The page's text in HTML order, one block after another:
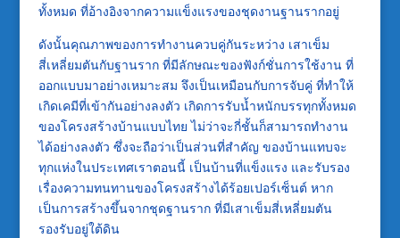
ทั้งหมด ที่อ้างอิงจากความแข็งแรงของชุดงานฐานรากอยู่
ดังนั้นคุณภาพของการทำงานควบคู่กันระหว่าง เสาเข็ม
สี่เหลี่ยมตันกับฐานราก ที่มีลักษณะของฟังก์ชั่นการใช้งาน ที่
ออกแบบมาอย่างเหมาะสม จึงเป็นเหมือนกับการจับคู่ ที่ทำให้
เกิดเคมีที่เข้ากันอย่างลงตัว เกิดการรับน้ำหนักบรรทุกทั้งหมด
ของโครงสร้างบ้านแบบไทย ไม่ว่าจะกี่ชั้นก็สามารถทำงาน
ได้อย่างลงตัว ซึ่งจะถือว่าเป็นส่วนที่สำคัญ ของบ้านแทบจะ
ทุกแห่งในประเทศเราตอนนี้ เป็นบ้านที่แข็งแรง และรับรอง
เรื่องความทนทานของโครงสร้างได้ร้อยเปอร์เซ็นต์ หาก
เป็นการสร้างขึ้นจากชุดฐานราก ที่มีเสาเข็มสี่เหลี่ยมตัน
รองรับอยู่ใต้ดิน